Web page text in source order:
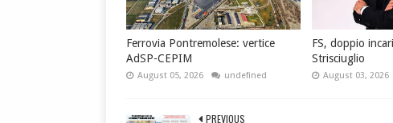
Ferrovia Pontremolese: vertice
AdSP-CEPIM
August 05, 2026 undefined
FS, doppio
Strisciuglio
August 03, 2026
PREVIOUS